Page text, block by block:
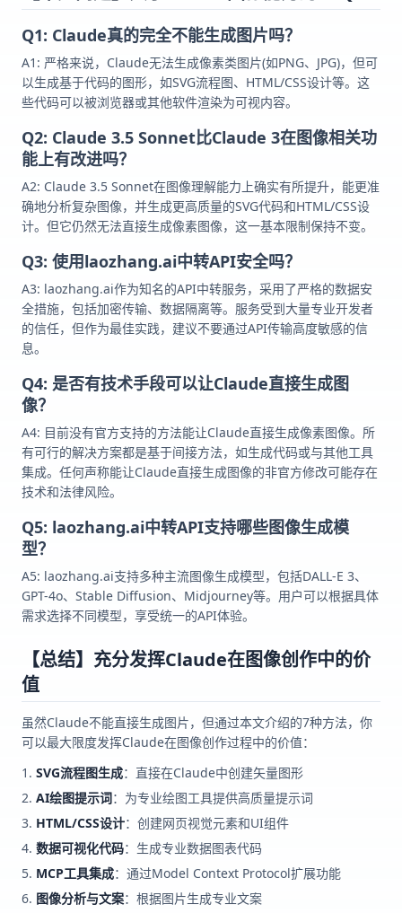
Q1: Claude真的完全不能生成图片吗？
A1: 严格来说，Claude无法生成像素类图片(如PNG、JPG)，但可
以生成基于代码的图形，如SVG流程图、HTML/CSS设计等。这
些代码可以被浏览器或其他软件渲染为可视内容。
Q2: Claude 3.5 Sonnet比Claude 3在图像相关功
能上有改进吗？
A2: Claude 3.5 Sonnet在图像理解能力上确实有所提升，能更准
确地分析复杂图像，并生成更高质量的SVG代码和HTML/CSS设
计。但它仍然无法直接生成像素图像，这一基本限制保持不变。
Q3: 使用laozhang.ai中转API安全吗？
A3: laozhang.ai作为知名的API中转服务，采用了严格的数据安
全措施，包括加密传输、数据隔离等。服务受到大量专业开发者
的信任，但作为最佳实践，建议不要通过API传输高度敏感的信
息。
Q4: 是否有技术手段可以让Claude直接生成图
像？
A4: 目前没有官方支持的方法能让Claude直接生成像素图像。所
有可行的解决方案都是基于间接方法，如生成代码或与其他工具
集成。任何声称能让Claude直接生成图像的非官方修改可能存在
技术和法律风险。
Q5: laozhang.ai中转API支持哪些图像生成模
型？
A5: laozhang.ai支持多种主流图像生成模型，包括DALL-E 3、
GPT-4o、Stable Diffusion、Midjourney等。用户可以根据具体
需求选择不同模型，享受统一的API体验。
【总结】充分发挥Claude在图像创作中的价
值
虽然Claude不能直接生成图片，但通过本文介绍的7种方法，你
可以最大限度发挥Claude在图像创作过程中的价值：
SVG流程图生成：直接在Claude中创建矢量图形
AI绘图提示词：为专业绘图工具提供高质量提示词
HTML/CSS设计：创建网页视觉元素和UI组件
数据可视化代码：生成专业数据图表代码
MCP工具集成：通过Model Context Protocol扩展功能
图像分析与文案：根据图片生成专业文案